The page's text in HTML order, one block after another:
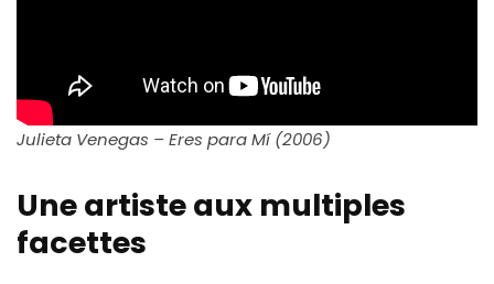
Julieta Venegas – Eres para Mí (2006)
Une artiste aux multiples
facettes